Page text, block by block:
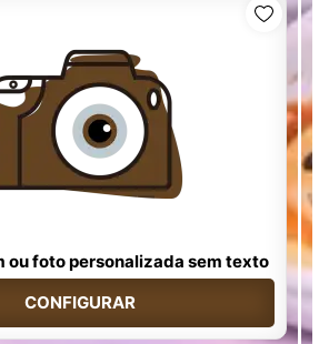
ou foto personalizada sem texto
CONFIGURAR